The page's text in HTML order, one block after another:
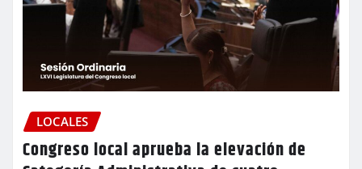
LOCALES
Congreso local aprueba la elevación de